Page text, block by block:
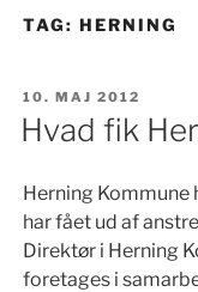
TAG: HERNING
UDGIVET
DEN
10. MAJ 2012
Hvad fik
Herning Kommune
har fået ud af
Direktør i Herning
foretages i